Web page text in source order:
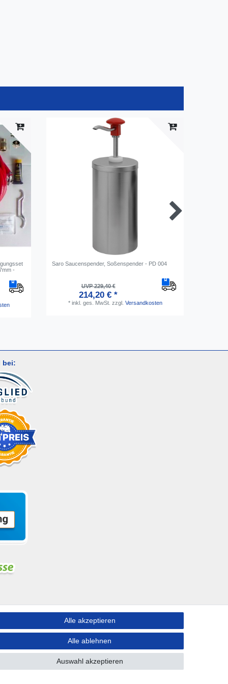
-
Saro Saucenspender, Soßenspender - PD 004
UVP 229,40 €
214,20 € *
* inkl. ges. MwSt. zzgl. Versandkosten
bei:
nach Deutschland!
Alle akzeptieren
Alle ablehnen
Auswahl akzeptieren